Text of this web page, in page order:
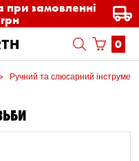
при замовленні
0
Ручний та слюсарний інструмент